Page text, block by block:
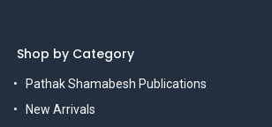
Shop by Category
Pathak Shamabesh Publications
New Arrivals